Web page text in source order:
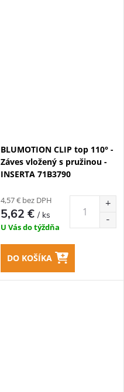
BLUMOTION CLIP top 110° -
Záves vložený s pružinou -
INSERTA 71B3790
4,57 € bez DPH
5,62 €/ ks
U Vás do týždňa
DO KOŠÍKA